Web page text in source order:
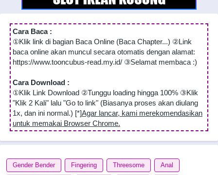
Cara Baca :
①Klik link di bagian Baca Online (Baca Chapter...) ②Link
baca online akan muncul secara otomatis dengan alamat:
https://www.tooncubus-read.my.id/ ③Selamat membaca :)
Cara Download :
①Klik Link Download ②Tunggu loading hingga 100% ③Klik
"Klik 2 Kali" lalu "Go to link" (Biasanya proses akan diulang
1x, dan ini normal.) [*]Agar lancar, kami merekomendasikan
untuk memakai Browser Chrome.
Gender Bender Fingering Threesome Anal